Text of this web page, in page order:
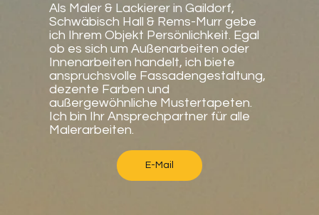
Als Maler & Lackierer in Gaildorf,
Schwäbisch Hall & Rems-Murr gebe
ich Ihrem Objekt Persönlichkeit. Egal
ob es sich um Außenarbeiten oder
Innenarbeiten handelt, ich biete
anspruchsvolle Fassadengestaltung,
dezente Farben und
außergewöhnliche Mustertapeten.
Ich bin Ihr Ansprechpartner für alle
Malerarbeiten.
E-Mail